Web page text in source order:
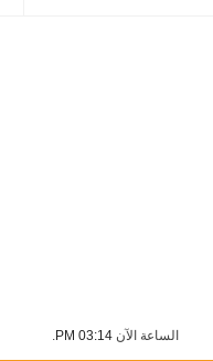
الساعة الآن03:14 PM
.